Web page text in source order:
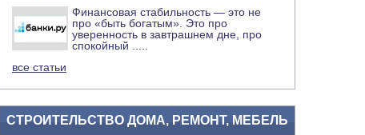
Финансовая стабильность — это не
про «быть богатым». Это про
уверенность в завтрашнем дне, про
спокойный
все статьи
СТРОИТЕЛЬСТВО ДОМА, РЕМОНТ, МЕБЕЛЬ